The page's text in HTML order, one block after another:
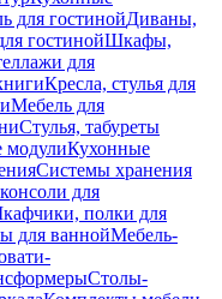
для гостинойДиваны,
гостинойШкафы,
для
Кресла, стулья для
Мебель для
Стулья, табуреты
модулиКухонные
Системы хранения
для
полки для
для ваннойМебель-
Столы-